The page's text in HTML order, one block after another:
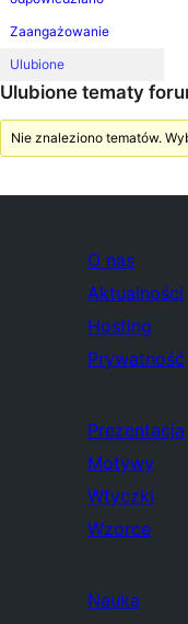
Zaangażowanie
Ulubione
Ulubione tematy
Nie znaleziono tematów.
O nas
Aktualności
Hosting
Prywatność
Prezentacja
Motywy
Wtyczki
Wzorce
Nauka